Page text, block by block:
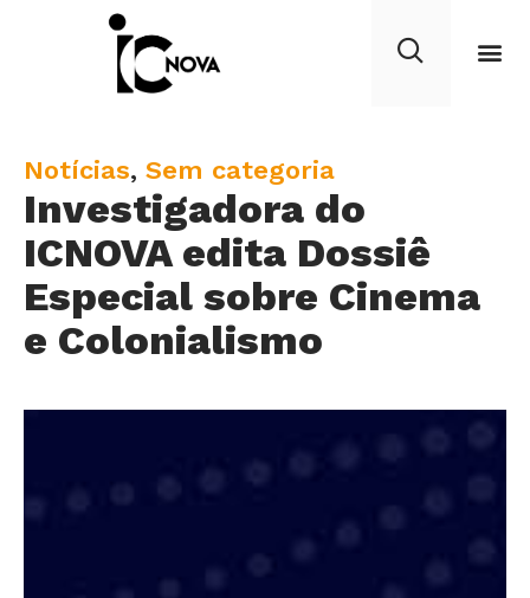
Investigadora do
ICNOVA edita Dossiê
Especial sobre Cinema
e Colonialismo
C
a
t
e
g
o
Notícias, Sem categoria